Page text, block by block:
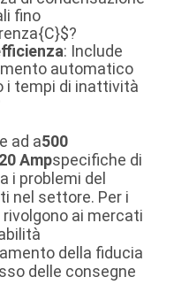
fino
?
: Include
automatico
i tempi di inattività
ad a500
20 Ampspecifiche di
i problemi del
nel settore. Per i
ai mercati
della fiducia
delle consegne